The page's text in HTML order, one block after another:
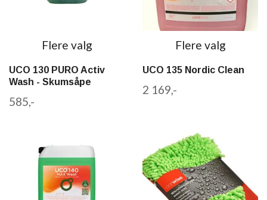
Flere valg
UCO 130 PURO Activ
Wash - Skumsåpe
585,-
Flere valg
UCO 135 Nordic Clean
2 169,-